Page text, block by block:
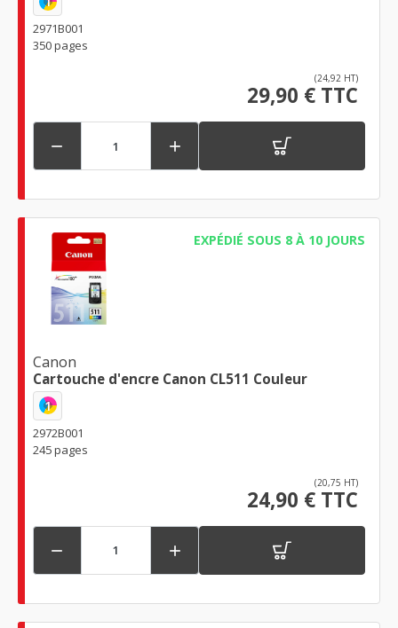
2971B001
350 pages
(24,92 HT)
29,90 € TTC
 
EXPÉDIÉ SOUS 8 À 10 JOURS
Canon
Cartouche d'encre Canon CL511 Couleur
1
2972B001
245 pages
(20,75 HT)
24,90 € TTC
 